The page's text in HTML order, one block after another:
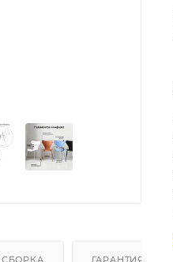
ГАРАНТИЯ И